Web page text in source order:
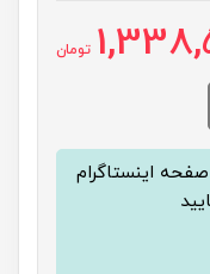
تومان
اینستاگرام